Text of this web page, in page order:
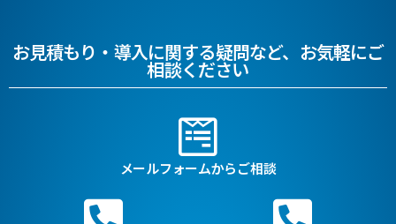
お見積もり・導入に関する疑問など、お気軽にご
相談ください
メールフォームからご相談